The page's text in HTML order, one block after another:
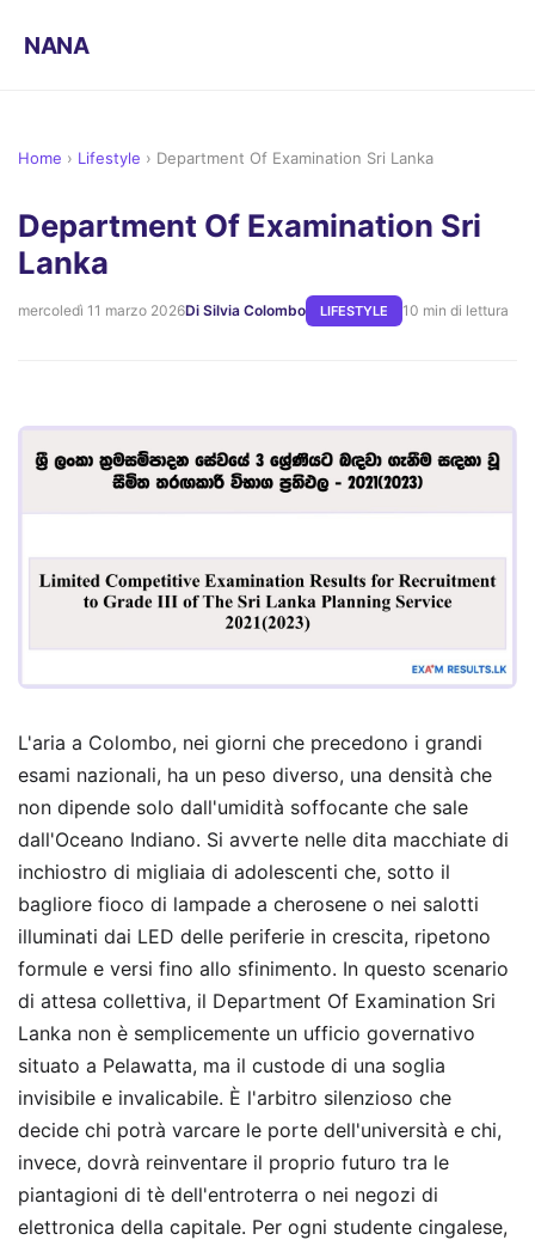
NANA
Home › Lifestyle › Department Of Examination Sri Lanka
Department Of Examination Sri
Lanka
mercoledì 11 marzo 2026Di Silvia Colombo LIFESTYLE 10 min di lettura
L'aria a Colombo, nei giorni che precedono i grandi
esami nazionali, ha un peso diverso, una densità che
non dipende solo dall'umidità soffocante che sale
dall'Oceano Indiano. Si avverte nelle dita macchiate di
inchiostro di migliaia di adolescenti che, sotto il
bagliore fioco di lampade a cherosene o nei salotti
illuminati dai LED delle periferie in crescita, ripetono
formule e versi fino allo sfinimento. In questo scenario
di attesa collettiva, il Department Of Examination Sri
Lanka non è semplicemente un ufficio governativo
situato a Pelawatta, ma il custode di una soglia
invisibile e invalicabile. È l'arbitro silenzioso che
decide chi potrà varcare le porte dell'università e chi,
invece, dovrà reinventare il proprio futuro tra le
piantagioni di tè dell'entroterra o nei negozi di
elettronica della capitale. Per ogni studente cingalese,